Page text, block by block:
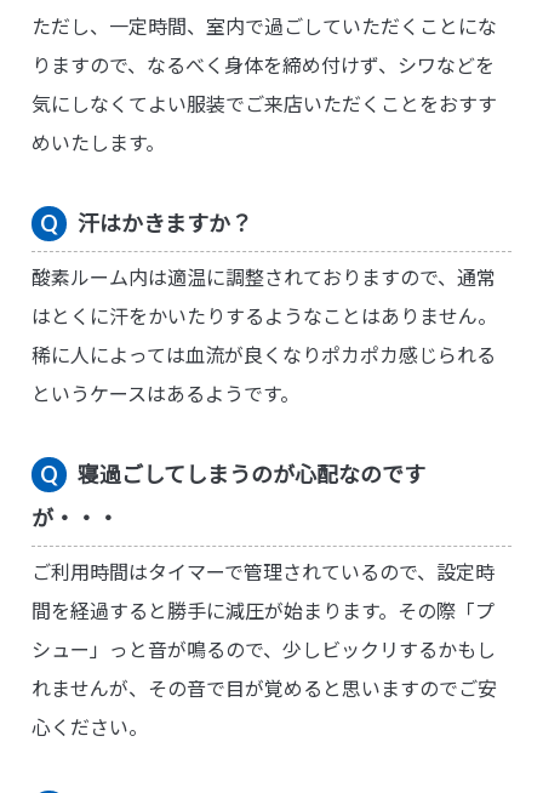
ただし、一定時間、室内で過ごしていただくことにな
りますので、なるべく身体を締め付けず、シワなどを
気にしなくてよい服装でご来店いただくことをおすす
めいたします。
汗はかきますか？
酸素ルーム内は適温に調整されておりますので、通常
はとくに汗をかいたりするようなことはありません。
稀に人によっては血流が良くなりポカポカ感じられる
というケースはあるようです。
寝過ごしてしまうのが心配なのです
が・・・
ご利用時間はタイマーで管理されているので、設定時
間を経過すると勝手に減圧が始まります。その際「プ
シュー」っと音が鳴るので、少しビックリするかもし
れませんが、その音で目が覚めると思いますのでご安
心ください。